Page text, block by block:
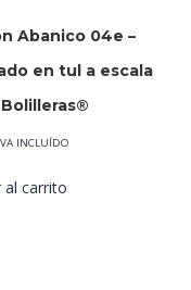
Abanico 04e –
en tul a escala
INCLUÍDO
al carrito